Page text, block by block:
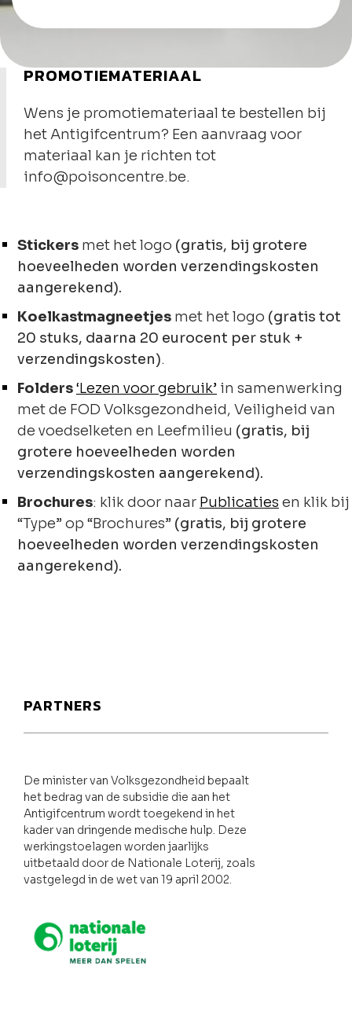
PROMOTIEMATERIAAL
Wens je promotiemateriaal te bestellen bij
het Antigifcentrum? Een aanvraag voor
materiaal kan je richten tot
info@poisoncentre.be.
Stickers met het logo (gratis, bij grotere
hoeveelheden worden verzendingskosten
aangerekend).
Koelkastmagneetjes met het logo (gratis tot
20 stuks, daarna 20 eurocent per stuk +
verzendingskosten).
Folders‘Lezen voor gebruik’ in samenwerking
met de FOD Volksgezondheid, Veiligheid van
de voedselketen en Leefmilieu (gratis, bij
grotere hoeveelheden worden
verzendingskosten aangerekend).
Brochures: klik door naar Publicaties en klik bij
“Type” op “Brochures” (gratis, bij grotere
hoeveelheden worden verzendingskosten
aangerekend).
PARTNERS
De minister van Volksgezondheid bepaalt
het bedrag van de subsidie die aan het
Antigifcentrum wordt toegekend in het
kader van dringende medische hulp. Deze
werkingstoelagen worden jaarlijks
uitbetaald door de Nationale Loterij, zoals
vastgelegd in de wet van 19 april 2002.
Nationale loterij